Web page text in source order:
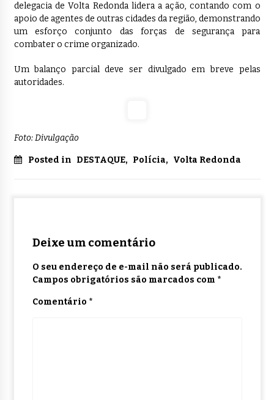
delegacia de Volta Redonda lidera a ação, contando com o
apoio de agentes de outras cidades da região, demonstrando
um esforço conjunto das forças de segurança para
combater o crime organizado.
Um balanço parcial deve ser divulgado em breve pelas
autoridades.
Foto: Divulgação
Posted in DESTAQUE, Polícia, Volta Redonda
Deixe um comentário
O seu endereço de e-mail não será publicado.
Campos obrigatórios são marcados com *
Comentário *